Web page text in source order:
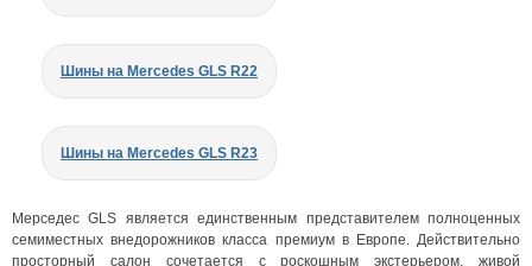
Шины на Mercedes GLS R22
Шины на Mercedes GLS R23
Мерседес GLS является единственным представителем полноценных
семиместных внедорожников класса премиум в Европе. Действительно
просторный салон сочетается с роскошным экстерьером, живой